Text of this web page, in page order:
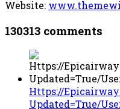
Website:
130313 comments
Https://
Updated=True/